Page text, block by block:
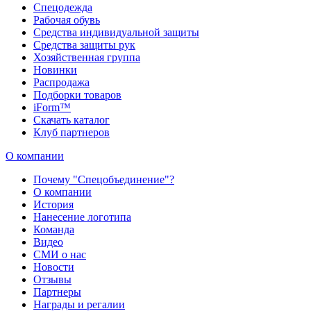
Спецодежда
Рабочая обувь
Средства индивидуальной защиты
Средства защиты рук
Хозяйственная группа
Новинки
Распродажа
Подборки товаров
iForm™
Скачать каталог
Клуб партнеров
О компании
Почему "Спецобъединение"?
О компании
История
Нанесение логотипа
Команда
Видео
СМИ о нас
Новости
Отзывы
Партнеры
Награды и регалии